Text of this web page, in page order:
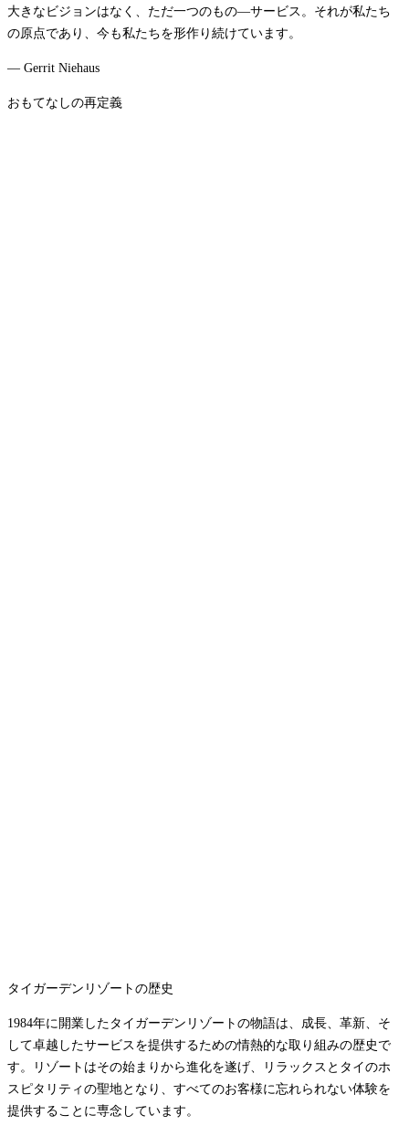
大きなビジョンはなく、ただ一つのもの―サービス。それが私たち
の原点であり、今も私たちを形作り続けています。
— Gerrit Niehaus
おもてなしの再定義
タイガーデンリゾートの歴史
1984年に開業したタイガーデンリゾートの物語は、成長、革新、そ
して卓越したサービスを提供するための情熱的な取り組みの歴史で
す。リゾートはその始まりから進化を遂げ、リラックスとタイのホ
スピタリティの聖地となり、すべてのお客様に忘れられない体験を
提供することに専念しています。